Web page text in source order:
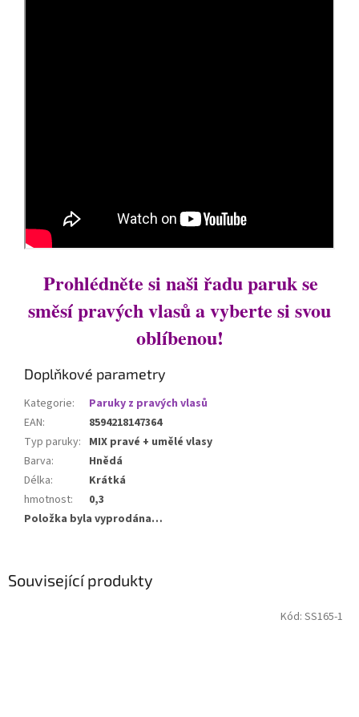
Související produkty
Kód: SS165-1
Prohlédněte si naši řadu paruk se
směsí pravých vlasů a vyberte si svou
oblíbenou!
Doplňkové parametry
Kategorie:
Paruky z pravých vlasů
EAN:
8594218147364
Typ paruky: MIX pravé + umělé vlasy
Barva:
Hnědá
Délka:
Krátká
hmotnost:
0,3
Položka byla vyprodána…